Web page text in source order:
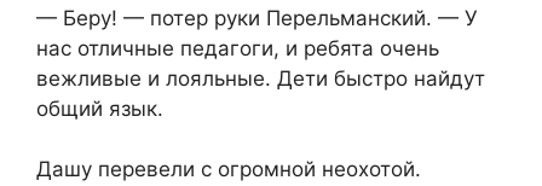
— Беру! — потер руки Перельманский. — У
нас отличные педагоги, и ребята очень
вежливые и лояльные. Дети быстро найдут
общий язык.
Дашу перевели с огромной неохотой.